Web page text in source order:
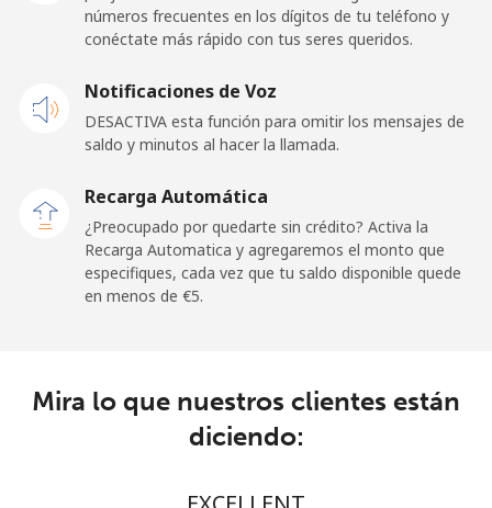
Línea fija ⁦32.5¢⁩
15 min por
⁦25.9¢⁩
Gibraltar
Celular ⁦19.5¢⁩
25 min por
-
números frecuentes en los dígitos de tu teléfono y
conéctate más rápido con tus seres queridos.
Notificaciones de Voz
DESACTIVA esta función para omitir los mensajes de
saldo y minutos al hacer la llamada.
Recarga Automática
¿Preocupado por quedarte sin crédito? Activa la
Recarga Automatica y agregaremos el monto que
especifiques, cada vez que tu saldo disponible quede
en menos de ⁦€5⁩.
Mira lo que nuestros clientes están
diciendo: